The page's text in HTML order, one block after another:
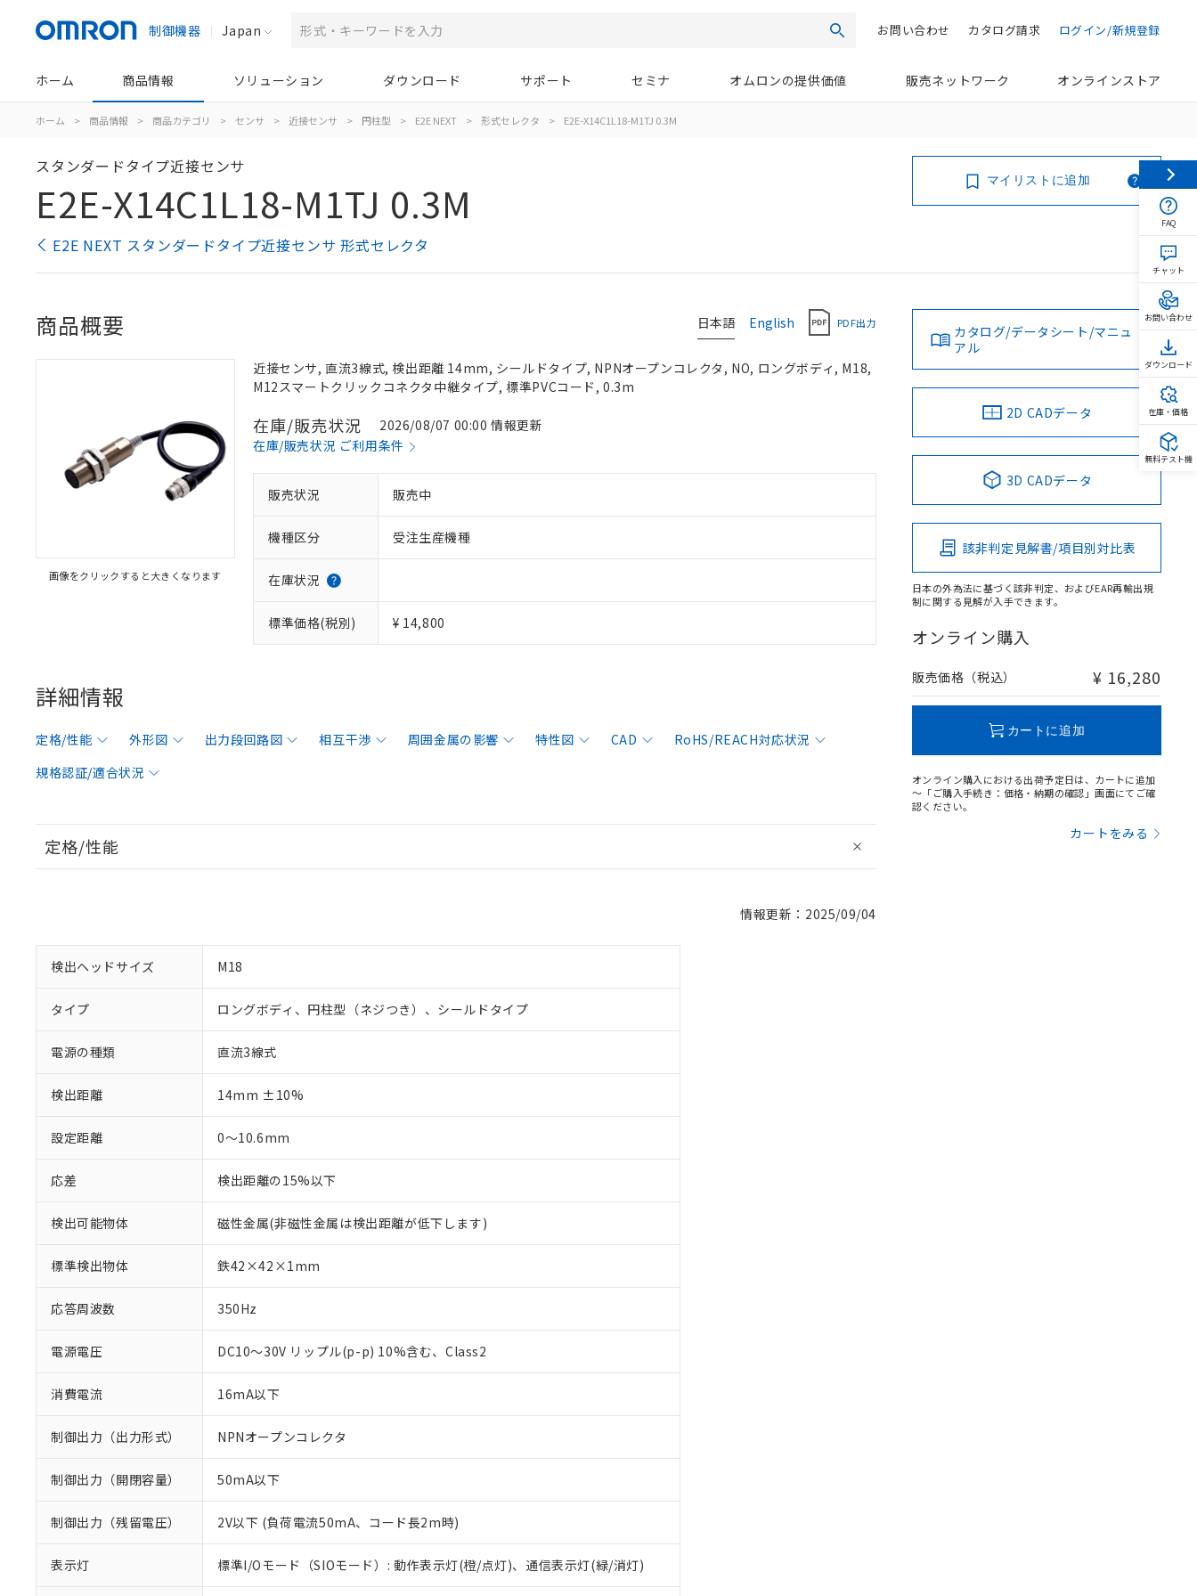
制御機器 Japan 検索 ログイン/新規登録
カタログ請求
お問い合わせ
ホーム 商品情報 ソリューション ダウンロード サポート セミナ オムロンの提供価値 販売ネットワーク オンラインストア
ホーム > 商品情報 > 商品カテゴリ > センサ > 近接センサ > 円柱型 > E2E NEXT > 形式セレクタ > E2E-X14C1L18-M1TJ 0.3M
スタンダードタイプ近接センサ
E2E-X14C1L18-M1TJ 0.3M
E2E NEXT スタンダードタイプ近接センサ 形式セレクタ
マイリストに追加
日本語 English PDF出力
商品概要
画像をクリックすると大きくなります
近接センサ, 直流3線式, 検出距離 14mm, シールドタイプ, NPNオープンコレクタ, NO, ロングボディ, M18,
M12スマートクリックコネクタ中継タイプ, 標準PVCコード, 0.3m
在庫/販売状況
2026/08/07 00:00 情報更新
在庫/販売状況 ご利用条件
販売状況 販売中
機種区分 受注生産機種
在庫状況
標準価格(税別) ¥ 14,800
詳細情報
定格/性能 外形図 出力段回路図 相互干渉 周囲金属の影響 特性図 CAD
RoHS/REACH対応状況
規格認証/適合状況
定格/性能
情報更新：2025/09/04
検出ヘッドサイズ M18
タイプ ロングボディ、円柱型（ネジつき）、シールドタイプ
電源の種類 直流3線式
検出距離 14mm ±10%
設定距離 0～10.6mm
応差 検出距離の15%以下
検出可能物体 磁性金属(非磁性金属は検出距離が低下します)
標準検出物体 鉄42×42×1mm
応答周波数 350Hz
電源電圧 DC10～30V リップル(p-p) 10%含む、Class2
消費電流 16mA以下
制御出力（出力形式） NPNオープンコレクタ
制御出力（開閉容量） 50mA以下
制御出力（残留電圧） 2V以下 (負荷電流50mA、コード長2m時)
表示灯 標準I/Oモード（SIOモード）: 動作表示灯(橙/点灯)、通信表示灯(緑/消灯)
カタログ/データシート/マニュ
アル
2D CADデータ
3D CADデータ
該非判定見解書/項目別対比表
日本の外為法に基づく該非判定、およびEAR再輸出規
制に関する見解が入手できます。
オンライン購入
販売価格（税込） ¥ 16,280
カートに追加
オンライン購入における出荷予定日は、カートに追加
～「ご購入手続き：価格・納期の確認」画面にてご確
認ください。
カートをみる
※1 対応状況
対応予定：EU RoHS指令（10物質）の非含有に対応した製品に切り替える予定のある商品です。
対応予定なし：EU RoHS指令（10物質）の非含有に非対応の商品で、対応品を出す予定はありません。
FAQ
チャット
お問い合わせ
ダウンロード
在庫・価格
無料テスト機